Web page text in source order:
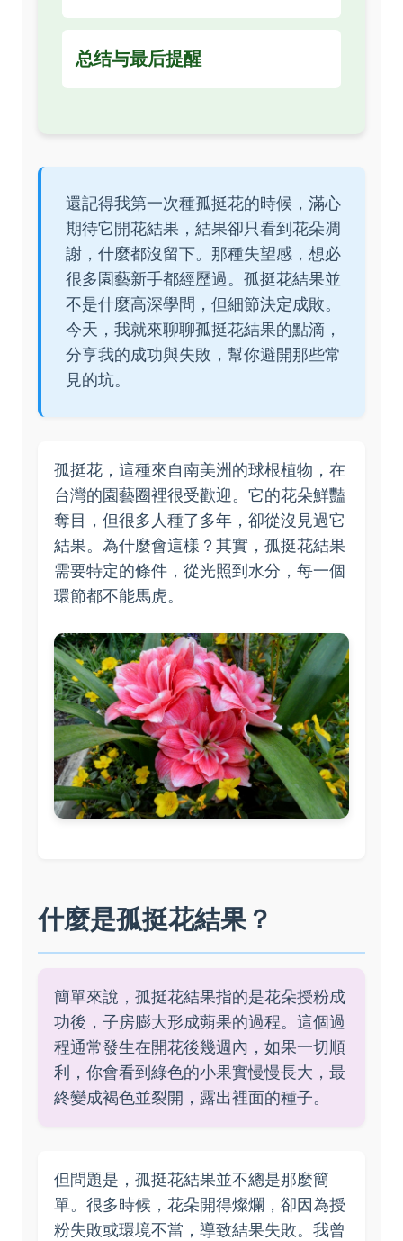
总结与最后提醒
還記得我第一次種孤挺花的時候，滿心
期待它開花結果，結果卻只看到花朵凋
謝，什麼都沒留下。那種失望感，想必
很多園藝新手都經歷過。孤挺花結果並
不是什麼高深學問，但細節決定成敗。
今天，我就來聊聊孤挺花結果的點滴，
分享我的成功與失敗，幫你避開那些常
見的坑。
孤挺花，這種來自南美洲的球根植物，在
台灣的園藝圈裡很受歡迎。它的花朵鮮豔
奪目，但很多人種了多年，卻從沒見過它
結果。為什麼會這樣？其實，孤挺花結果
需要特定的條件，從光照到水分，每一個
環節都不能馬虎。
什麼是孤挺花結果？
簡單來說，孤挺花結果指的是花朵授粉成
功後，子房膨大形成蒴果的過程。這個過
程通常發生在開花後幾週內，如果一切順
利，你會看到綠色的小果實慢慢長大，最
終變成褐色並裂開，露出裡面的種子。
但問題是，孤挺花結果並不總是那麼簡
單。很多時候，花朵開得燦爛，卻因為授
粉失敗或環境不當，導致結果失敗。我曾